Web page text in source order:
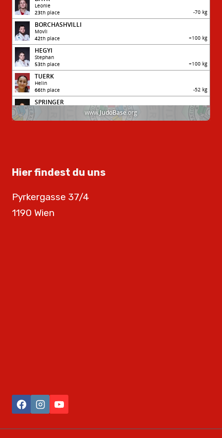
Hier findest du uns
Pyrkergasse 37/4
1190 Wien